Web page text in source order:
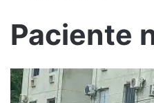
Paciente